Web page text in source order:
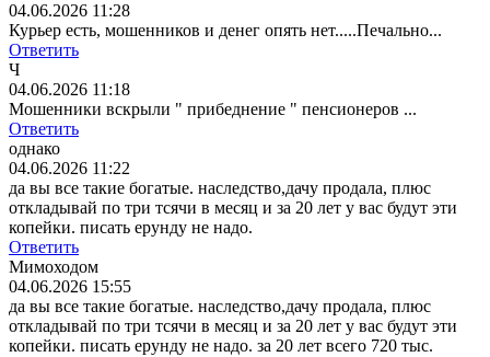
04.06.2026 11:28
Курьер есть, мошенников и денег опять нет.....Печально...
Ответить
Ч
04.06.2026 11:18
Мошенники вскрыли " прибеднение " пенсионеров ...
Ответить
однако
04.06.2026 11:22
да вы все такие богатые. наследство,дачу продала, плюс
откладывай по три тсячи в месяц и за 20 лет у вас будут эти
копейки. писать ерунду не надо.
Ответить
Мимоходом
04.06.2026 15:55
да вы все такие богатые. наследство,дачу продала, плюс
откладывай по три тсячи в месяц и за 20 лет у вас будут эти
копейки. писать ерунду не надо. за 20 лет всего 720 тыс.